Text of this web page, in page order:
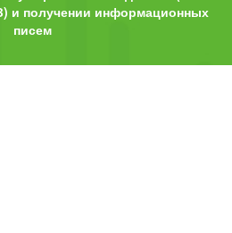
и получении информационных
писем